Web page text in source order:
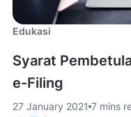
Edukasi
Syarat
e-Filing
27 January 2021 7 mins